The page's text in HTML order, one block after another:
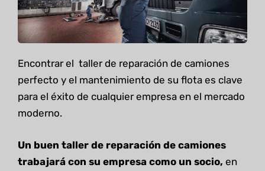
Encontrar el taller de reparación de camiones
perfecto y el mantenimiento de su flota es clave
para el éxito de cualquier empresa en el mercado
moderno.
Un buen taller de reparación de camiones
trabajará con su empresa como un socio, en